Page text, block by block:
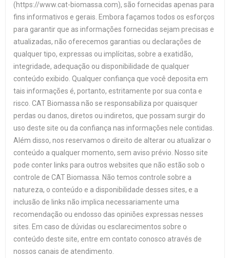
(https://www.cat-biomassa.com), são fornecidas apenas para
fins informativos e gerais. Embora façamos todos os esforços
para garantir que as informações fornecidas sejam precisas e
atualizadas, não oferecemos garantias ou declarações de
qualquer tipo, expressas ou implícitas, sobre a exatidão,
integridade, adequação ou disponibilidade de qualquer
conteúdo exibido. Qualquer confiança que você deposita em
tais informações é, portanto, estritamente por sua conta e
risco. CAT Biomassa não se responsabiliza por quaisquer
perdas ou danos, diretos ou indiretos, que possam surgir do
uso deste site ou da confiança nas informações nele contidas.
Além disso, nos reservamos o direito de alterar ou atualizar o
conteúdo a qualquer momento, sem aviso prévio. Nosso site
pode conter links para outros websites que não estão sob o
controle de CAT Biomassa. Não temos controle sobre a
natureza, o conteúdo e a disponibilidade desses sites, e a
inclusão de links não implica necessariamente uma
recomendação ou endosso das opiniões expressas nesses
sites. Em caso de dúvidas ou esclarecimentos sobre o
conteúdo deste site, entre em contato conosco através de
nossos canais de atendimento.